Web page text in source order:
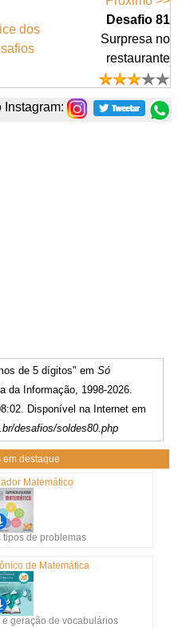
dos
Desafio 81
Surpresa no
restaurante
Instagram:
de 5 dígitos" emSó
da Informação, 1998-2026.
Disponível na Internet em
desafios/soldes80.php
em destaque
Matemático
tipos de problemas
de Matemática
geração de vocabulários